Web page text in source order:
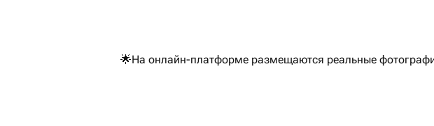
🌟На онлайн-платформе размещаются реальные